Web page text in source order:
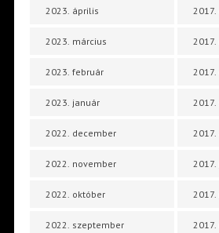
2023. április
2023. március
2023. február
2023. január
2022. december
2022. november
2022. október
2022. szeptember